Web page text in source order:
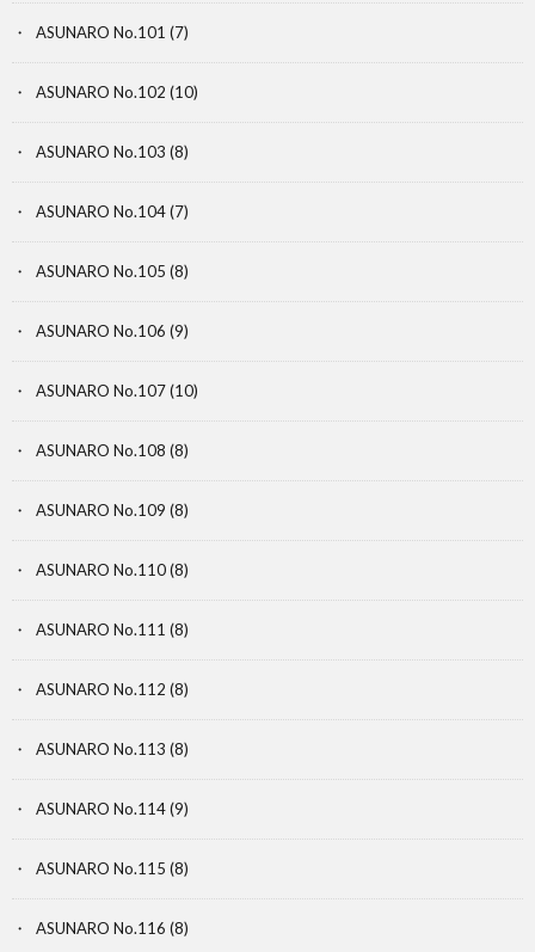
ASUNARO No.101 (7)
ASUNARO No.102 (10)
ASUNARO No.103 (8)
ASUNARO No.104(7)
ASUNARO No.105 (8)
ASUNARO No.106 (9)
ASUNARO No.107(10)
ASUNARO No.108 (8)
ASUNARO No.109 (8)
ASUNARO No.110(8)
ASUNARO No.111 (8)
ASUNARO No.112 (8)
ASUNARO No.113 (8)
ASUNARO No.114(9)
ASUNARO No.115 (8)
ASUNARO No.116 (8)